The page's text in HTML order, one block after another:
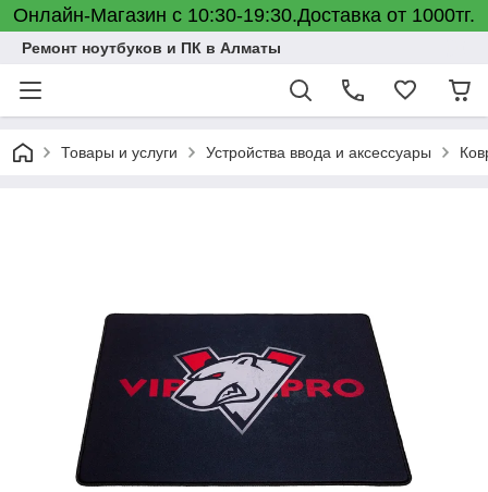
Онлайн-Магазин с 10:30-19:30.Доставка от 1000тг.
Ремонт ноутбуков и ПК в Алматы
Товары и услуги Устройства ввода и аксессуары